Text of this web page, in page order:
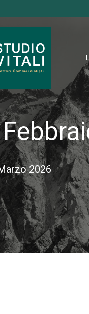
2026